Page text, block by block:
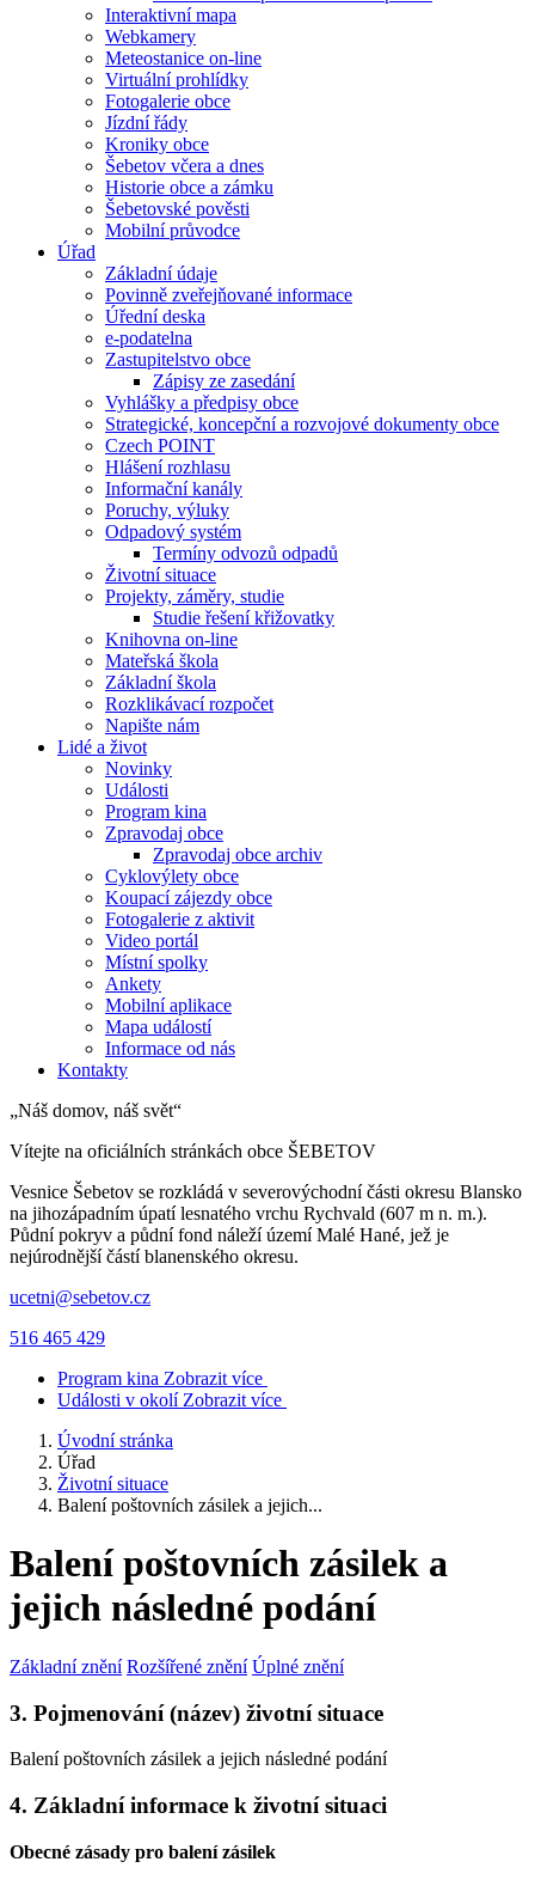
Interaktivní mapa
Webkamery
Meteostanice on-line
Virtuální prohlídky
Fotogalerie obce
Jízdní řády
Kroniky obce
Šebetov včera a dnes
Historie obce a zámku
Šebetovské pověsti
Mobilní průvodce
Úřad
Základní údaje
Povinně zveřejňované informace
Úřední deska
e-podatelna
Zastupitelstvo obce
Zápisy ze zasedání
Vyhlášky a předpisy obce
Strategické, koncepční a rozvojové dokumenty obce
Czech POINT
Hlášení rozhlasu
Informační kanály
Poruchy, výluky
Odpadový systém
Termíny odvozů odpadů
Životní situace
Projekty, záměry, studie
Studie řešení křižovatky
Knihovna on-line
Mateřská škola
Základní škola
Rozklikávací rozpočet
Napište nám
Lidé a život
Novinky
Události
Program kina
Zpravodaj obce
Zpravodaj obce archiv
Cyklovýlety obce
Koupací zájezdy obce
Fotogalerie z aktivit
Video portál
Místní spolky
Ankety
Mobilní aplikace
Mapa událostí
Informace od nás
Kontakty
„Náš domov, náš svět“
Vítejte na oficiálních stránkách obce ŠEBETOV
Vesnice Šebetov se rozkládá v severovýchodní části okresu Blansko
na jihozápadním úpatí lesnatého vrchu Rychvald (607 m n. m.).
Půdní pokryv a půdní fond náleží území Malé Hané, jež je
nejúrodnější částí blanenského okresu.
ucetni@sebetov.cz
516 465 429
Program kina Zobrazit více
Události v okolí Zobrazit více
Úvodní stránka
Úřad
Životní situace
Balení poštovních zásilek a jejich...
Balení poštovních zásilek a
jejich následné podání
Základní znění Rozšířené znění Úplné znění
3. Pojmenování (název) životní situace
Balení poštovních zásilek a jejich následné podání
4. Základní informace k životní situaci
Obecné zásady pro balení zásilek